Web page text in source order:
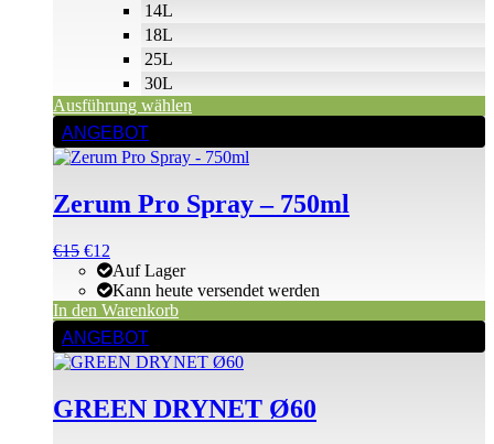
14L
18L
25L
30L
Ausführung wählen
ANGEBOT
Zerum Pro Spray – 750ml
Ursprünglicher
Preis
war:
€15
€15Aktueller
Preis
ist:
€15.
€12
Auf Lager
Kann heute versendet werden
In den Warenkorb
ANGEBOT
GREEN DRYNET Ø60